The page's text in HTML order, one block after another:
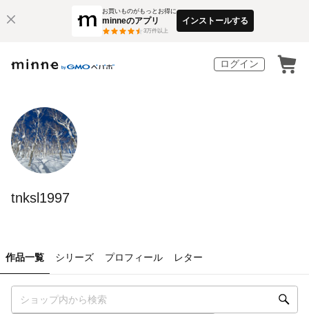
お買いものがもっとお得に
minneのアプリ
3万件以上
インストールする
ログイン
tnksl1997
作品一覧 シリーズ プロフィール レター